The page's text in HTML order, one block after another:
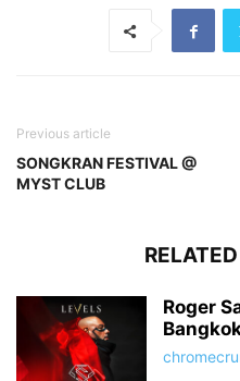
Previous article
SONGKRAN FESTIVAL @
MYST CLUB
Roger